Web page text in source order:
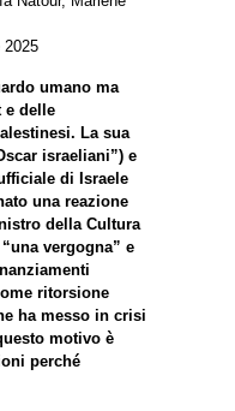
2025
umano ma
e delle
La sua
israeliani”) e
di Israele
una reazione
della Cultura
vergogna” e
ritorsione
ha messo in crisi
motivo è
perché